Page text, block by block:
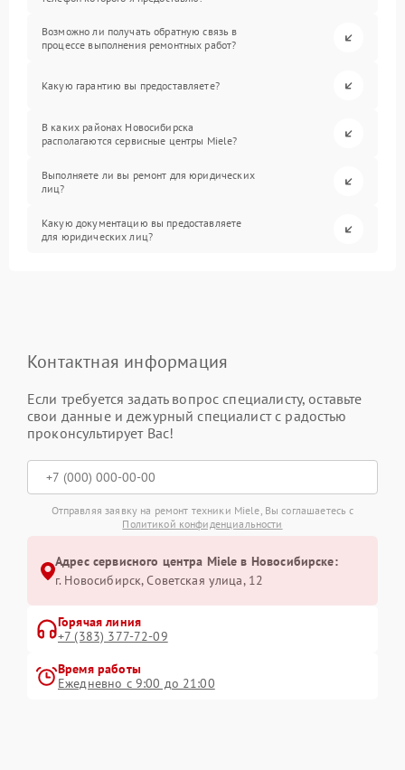
Возможно ли получать обратную связь в
процессе выполнения ремонтных работ?
Какую гарантию вы предоставляете?
В каких районах Новосибирска
располагаются сервисные центры Miele?
Выполняете ли вы ремонт для юридических
лиц?
Какую документацию вы предоставляете
для юридических лиц?
Контактная информация
Если требуется задать вопрос специалисту, оставьте
свои данные и дежурный специалист с радостью
проконсультирует Вас!
Отправляя заявку на ремонт техники Miele, Вы соглашаетесь с
Политикой конфиденциальности
Адрес сервисного центра Miele в Новосибирске:
г. Новосибирск, Советская улица, 12
Горячая линия
+7 (383) 377-72-09
Время работы
Ежедневно с 9:00 до 21:00